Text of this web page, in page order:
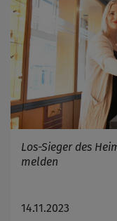
Los-Sieger des
melden
14.11.2023